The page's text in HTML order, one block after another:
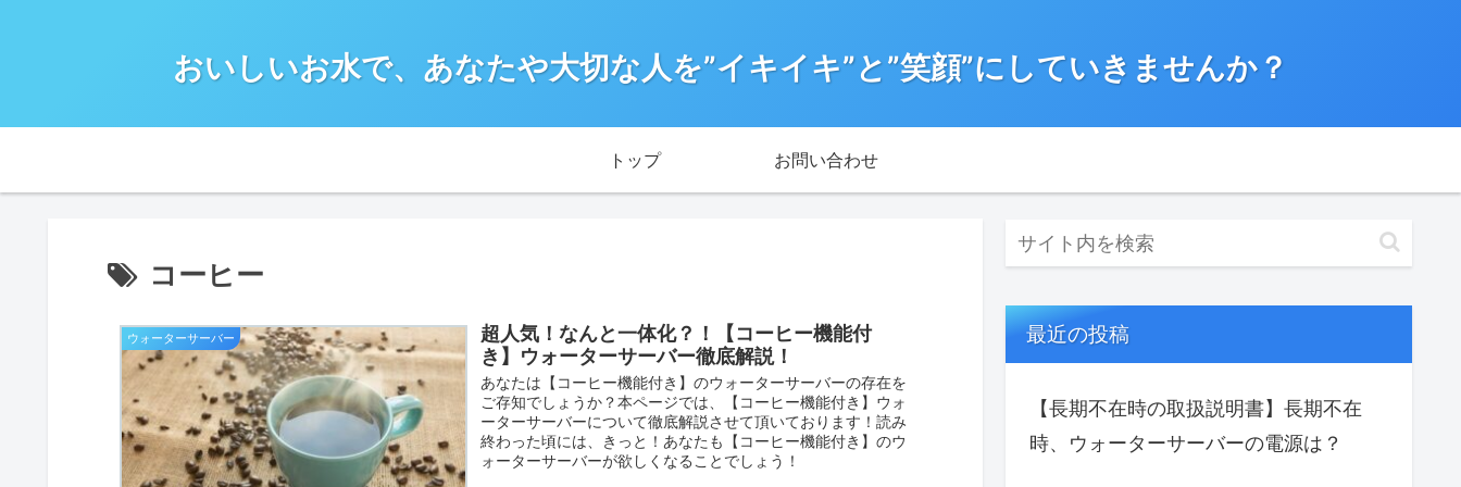
おいしいお水で、あなたや大切な人を”イキイキ”と”笑顔”にしていきませんか？
トップ お問い合わせ
コーヒー
ウォーターサーバー
超人気！なんと一体化？！【コーヒー機能付
き】ウォーターサーバー徹底解説！
あなたは【コーヒー機能付き】のウォーターサーバーの存在を
ご存知でしょうか？本ページでは、【コーヒー機能付き】ウォ
ーターサーバーについて徹底解説させて頂いております！読み
終わった頃には、きっと！あなたも【コーヒー機能付き】のウ
ォーターサーバーが欲しくなることでしょう！
最近の投稿
【長期不在時の取扱説明書】長期不在
時、ウォーターサーバーの電源は？